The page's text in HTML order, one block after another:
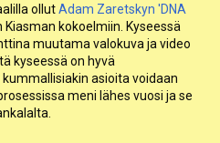
ollutAdam Zaretskyn 'DNA
kokoelmiin. Kyseessä
muutama valokuva ja video
kyseessä on hyvä
asioita voidaan
meni lähes vuosi ja se